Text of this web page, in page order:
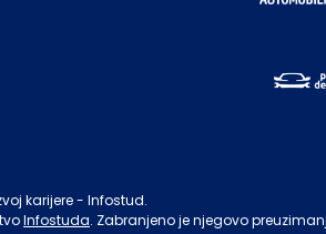
karijere - Infostud.
Infostuda. Zabranjeno je njegovo